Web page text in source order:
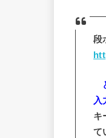
段
入
キ
て